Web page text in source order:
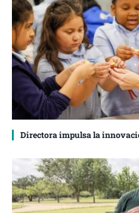
Directora impulsa la